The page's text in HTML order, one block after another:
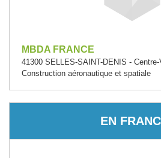
MBDA FRANCE
41300 SELLES-SAINT-DENIS -
Construction aéronautique et spatiale
EN